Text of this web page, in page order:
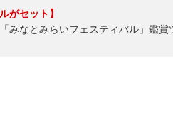
がセット】
みなとみらいフェスティバル」鑑賞